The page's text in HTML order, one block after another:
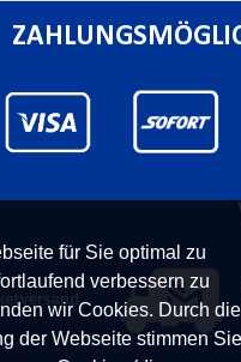
für Sie optimal zu
verbessern zu
wir Cookies. Durch die
der Webseite stimmen Sie